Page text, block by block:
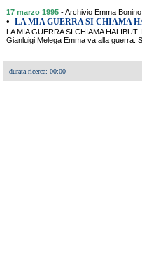
17 marzo 1995 - Archivio Emma
• LA MIA GUERRA SI CHIAMA
LA MIA GUERRA SI CHIAMA
Gianluigi Melega Emma va alla guerra.
durata ricerca: 00:00